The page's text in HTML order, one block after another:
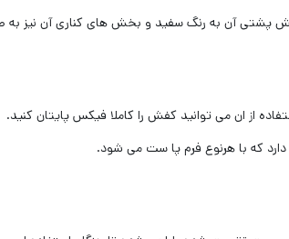
آن به رنگ سفید و بخش های کناری آن نیز به
از ان‌ می توانید کفش را کاملا فیکس پایتان کنید.
دارد که با هرنوع فرم ‌‌پا ست می شود.